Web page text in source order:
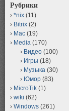
Рубрики
*nix (11)
Bitrix (2)
Mac (19)
Media (170)
Видео (100)
Игры (18)
Музыка (30)
Юмор (83)
MicroTik (1)
wiki (62)
Windows (261)